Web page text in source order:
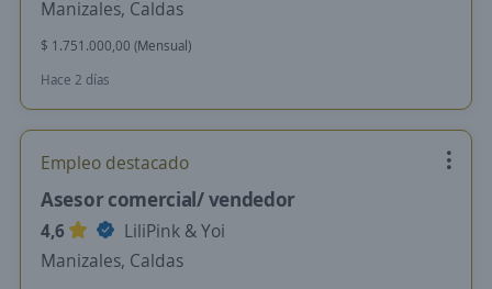
Manizales, Caldas
$ 1.751.000,00 (Mensual)
Hace 2 días
Empleo destacado
Asesor comercial/ vendedor
4,6
LiliPink & Yoi
Manizales, Caldas